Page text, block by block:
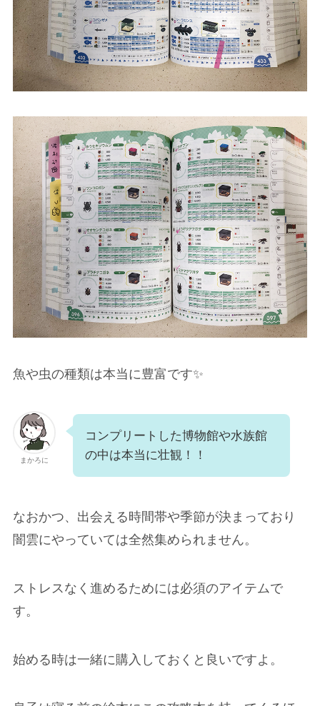
魚や虫の種類は本当に豊富です✨
まかろに
コンプリートした博物館や水族館
の中は本当に壮観！！
なおかつ、出会える時間帯や季節が決まっており
闇雲にやっていては全然集められません。
ストレスなく進めるためには必須のアイテムで
す。
始める時は一緒に購入しておくと良いですよ。